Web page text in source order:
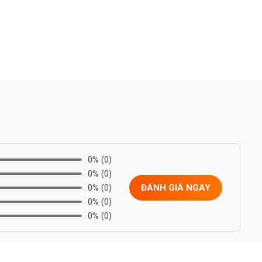
0% (0)
0% (0)
0% (0)
0% (0)
0% (0)
ĐÁNH GIÁ NGAY